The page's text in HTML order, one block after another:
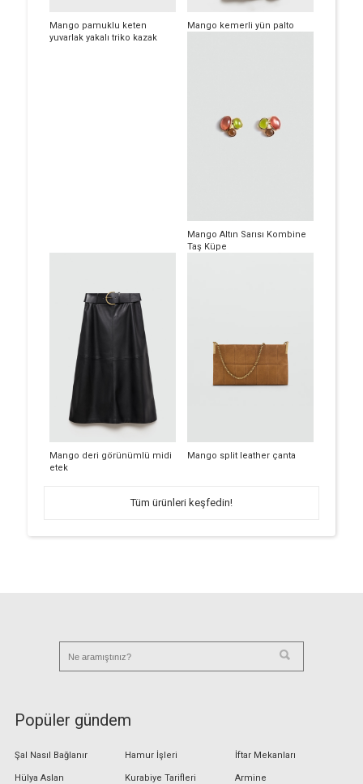
Mango pamuklu keten
yuvarlak yakalı triko kazak
Mango kemerli yün palto
Mango Altın Sarısı Kombine
Taş Küpe
Mango deri görünümlü midi
etek
Mango split leather çanta
Tüm ürünleri keşfedin!
Popüler gündem
Şal Nasıl Bağlanır
Hülya Aslan
Hamur İşleri
Kurabiye Tarifleri
İftar Mekanları
Armine